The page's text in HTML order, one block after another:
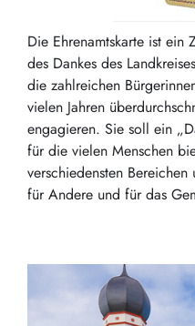
Die Ehrenamtskarte ist ein
des Dankes des
die zahlreichen
vielen Jahren
engagieren. Sie soll ein
für die vielen Menschen
verschiedensten
für Andere und für das